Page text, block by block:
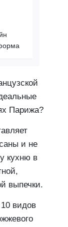
Парижа?
и не
кухню в
выпечки.
видов